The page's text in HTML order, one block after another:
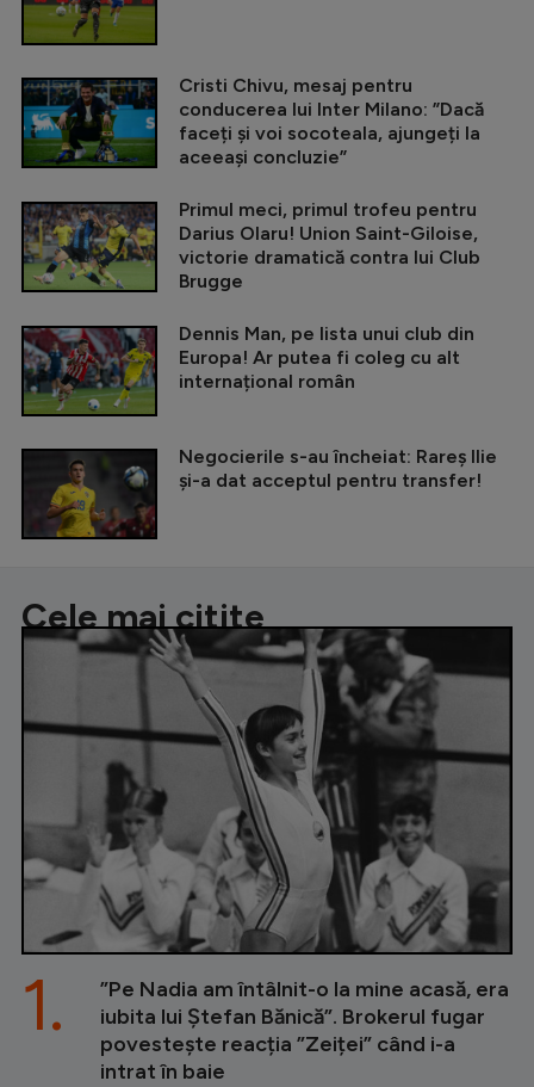
Cristi Chivu, mesaj pentru
conducerea lui Inter Milano: ”Dacă
faceți și voi socoteala, ajungeți la
aceeași concluzie”
Primul meci, primul trofeu pentru
Darius Olaru! Union Saint-Giloise,
victorie dramatică contra lui Club
Brugge
Dennis Man, pe lista unui club din
Europa! Ar putea fi coleg cu alt
internațional român
Negocierile s-au încheiat: Rareș Ilie
și-a dat acceptul pentru transfer!
Cele mai citite
”Pe Nadia am întâlnit-o la mine acasă, era
iubita lui Ștefan Bănică”. Brokerul fugar
povestește reacția ”Zeiței” când i-a
intrat în baie
1.